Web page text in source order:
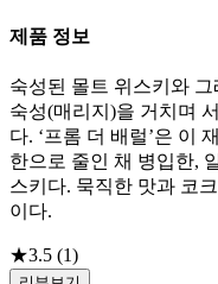
제품 정보
숙성된 몰트 위스키와
숙성(매리지)을 거치며
다. ‘프롬 더 배럴’은 이
한으로 줄인 채 병입한,
스키다. 묵직한 맛과 코
이다.
★3.5 (1)